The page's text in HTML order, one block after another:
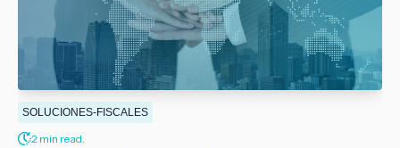
SOLUCIONES-FISCALES
2 min read.